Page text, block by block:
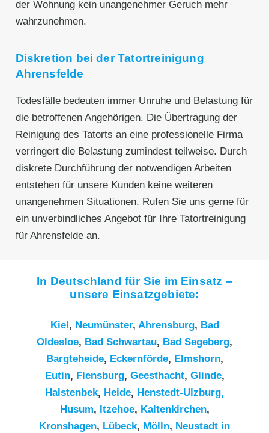
der Wohnung kein unangenehmer Geruch mehr
wahrzunehmen.
Diskretion bei der Tatortreinigung
Ahrensfelde
Todesfälle bedeuten immer Unruhe und Belastung für
die betroffenen Angehörigen. Die Übertragung der
Reinigung des Tatorts an eine professionelle Firma
verringert die Belastung zumindest teilweise. Durch
diskrete Durchführung der notwendigen Arbeiten
entstehen für unsere Kunden keine weiteren
unangenehmen Situationen. Rufen Sie uns gerne für
ein unverbindliches Angebot für Ihre Tatortreinigung
für Ahrensfelde an.
In Deutschland für Sie im Einsatz –
unsere Einsatzgebiete:
Kiel, Neumünster, Ahrensburg, Bad
Oldesloe, Bad Schwartau, Bad Segeberg,
Bargteheide, Eckernförde, Elmshorn,
Eutin, Flensburg, Geesthacht, Glinde,
Halstenbek, Heide, Henstedt-Ulzburg,
Husum, Itzehoe, Kaltenkirchen,
Kronshagen, Lübeck, Mölln, Neustadt in